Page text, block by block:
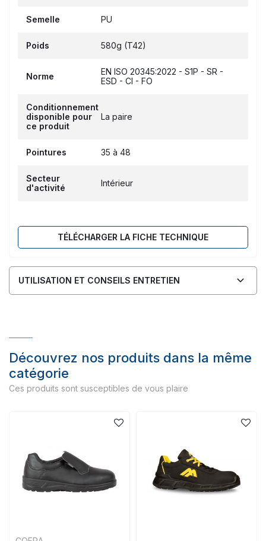
Semelle PU
Poids 580g (T42)
Norme
EN ISO 20345:2022 - S1P - SR -
ESD - CI - FO
Conditionnement
disponible pour
ce produit
La paire
Pointures 35 à 48
Secteur
d'activité
Intérieur
TÉLÉCHARGER LA FICHE TECHNIQUE
UTILISATION ET CONSEILS ENTRETIEN
Découvrez nos produits dans la même
catégorie
Ces produits sont susceptibles de vous plaire